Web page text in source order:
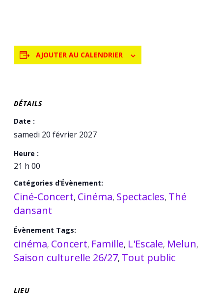
AJOUTER AU CALENDRIER
DÉTAILS
Date :
samedi 20 février 2027
Heure :
21 h 00
Catégories d’Évènement:
Ciné-Concert, Cinéma, Spectacles, Thé
dansant
Évènement Tags:
cinéma, Concert, Famille, L'Escale, Melun,
Saison culturelle 26/27, Tout public
LIEU